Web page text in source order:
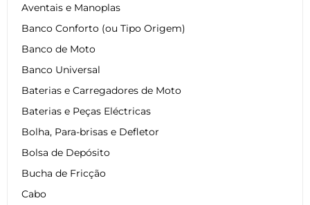
Aventais e Manoplas
Banco Conforto (ou Tipo Origem)
Banco de Moto
Banco Universal
Baterias e Carregadores de Moto
Baterias e Peças Eléctricas
Bolha, Para-brisas e Defletor
Bolsa de Depósito
Bucha de Fricção
Cabo